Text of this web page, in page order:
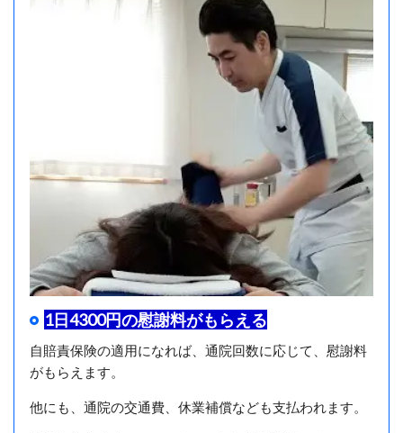
1日4300円の慰謝料がもらえる
自賠責保険の適用になれば、通院回数に応じて、慰謝料
がもらえます。
他にも、通院の交通費、休業補償なども支払われます。